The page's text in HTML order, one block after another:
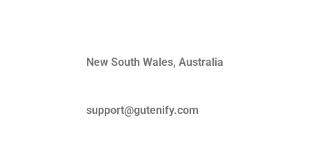
New South Wales, Australia
support@gutenify.com